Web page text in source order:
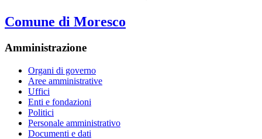
Comune di Moresco
Amministrazione
Organi di governo
Aree amministrative
Uffici
Enti e fondazioni
Politici
Personale amministrativo
Documenti e dati